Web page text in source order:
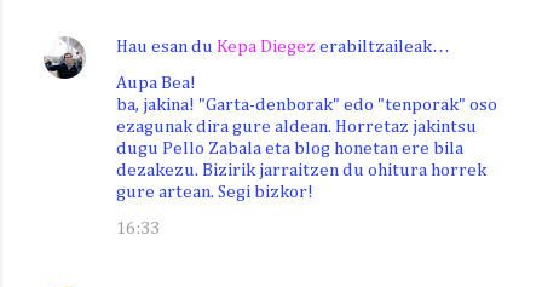
Hau esan du Kepa Diegez erabiltzaileak…
Aupa Bea!
ba, jakina! "Garta-denborak" edo "tenporak" oso
ezagunak dira gure aldean. Horretaz jakintsu
dugu Pello Zabala eta blog honetan ere bila
dezakezu. Bizirik jarraitzen du ohitura horrek
gure artean. Segi bizkor!
16:33